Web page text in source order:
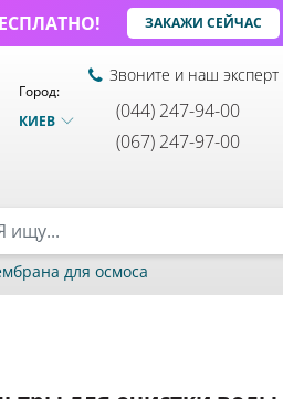
ЗАКАЖИ СЕЙЧАС
Город:
КИЕВ
Звоните и наш эксперт
(044) 247-94-00
(067) 247-97-00
для осмоса